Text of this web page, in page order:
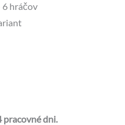
6 hráčov
pracovné dni.